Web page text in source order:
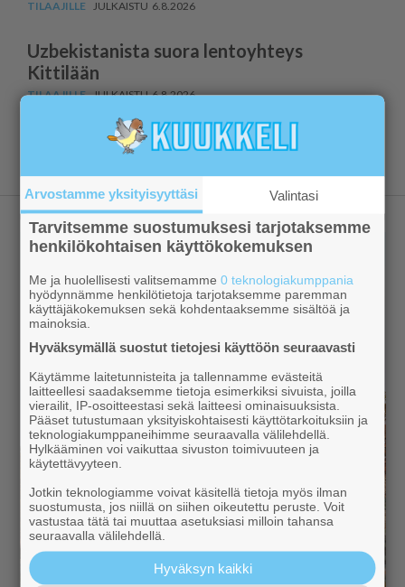
6.8.2026
Uzbekistanista suora lentoyhteys
Kittilään
6.8.2026
Arvostamme yksityisyyttäsi Valintasi
Tarvitsemme suostumuksesi tarjotaksemme
henkilökohtaisen käyttökokemuksen
Me ja huolellisesti valitsemamme0 teknologiakumppania
hyödynnämme henkilötietoja tarjotaksemme paremman
käyttäjäkokemuksen sekä kohdentaaksemme sisältöä ja
mainoksia.
Hyväksymällä suostut tietojesi käyttöön seuraavasti
Käytämme laitetunnisteita ja tallennamme evästeitä
laitteellesi saadaksemme tietoja esimerkiksi sivuista, joilla
vierailit, IP-osoitteestasi sekä laitteesi ominaisuuksista.
Pääset tutustumaan yksityiskohtaisesti käyttötarkoituksiin ja
teknologiakumppaneihimme seuraavalla välilehdellä.
Hylkääminen voi vaikuttaa sivuston toimivuuteen ja
käytettävyyteen.
Jotkin teknologiamme voivat käsitellä tietoja myös ilman
suostumusta, jos niillä on siihen oikeutettu peruste. Voit
vastustaa tätä tai muuttaa asetuksiasi milloin tahansa
seuraavalla välilehdellä.
Hyväksyn kaikki